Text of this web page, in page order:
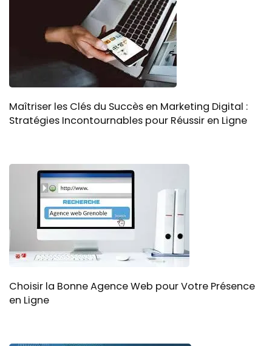
Maîtriser les Clés du Succès en Marketing Digital :
Stratégies Incontournables pour Réussir en Ligne
Choisir la Bonne Agence Web pour Votre Présence
en Ligne